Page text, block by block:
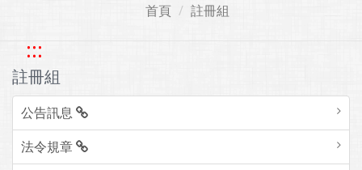
首頁 註冊組
:::
註冊組
公告訊息
法令規章